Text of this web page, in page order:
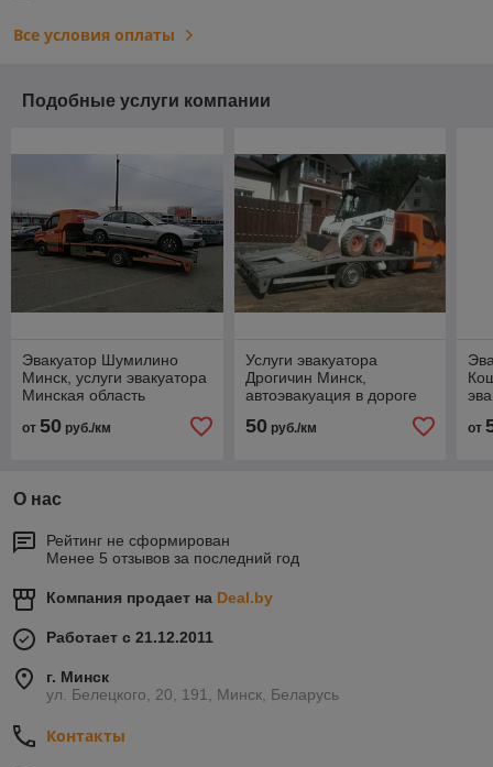
Все условия оплаты
Подобные услуги компании
Эвакуатор Шумилино
Минск, услуги эвакуатора
Минская область
от 50 руб./км
Услуги эвакуатора
Дрогичин Минск,
автоэвакуация в дороге
50руб./км от
О нас
Рейтинг не сформирован
Менее 5 отзывов за последний год
Компания продает на Deal.by
Работает с 21.12.2011
г. Минск
ул. Белецкого, 20, 191, Минск, Беларусь
Контакты